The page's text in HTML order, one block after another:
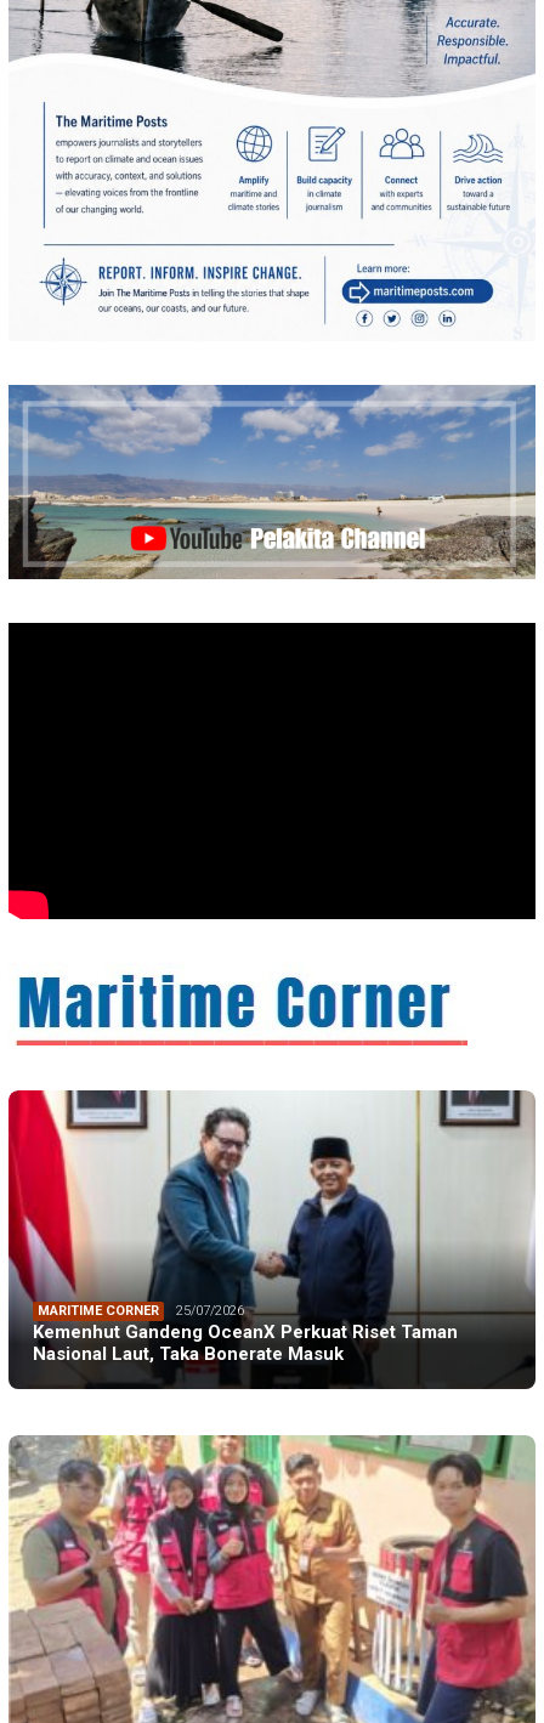
MARITIME CORNER 25/07/2026
Kemenhut Gandeng OceanX Perkuat Riset Taman
Nasional Laut, Taka Bonerate Masuk